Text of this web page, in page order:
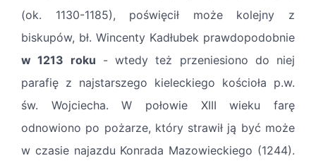
(ok. 1130-1185), poświęcił może kolejny z
biskupów, bł. Wincenty Kadłubek prawdopodobnie
w 1213 roku - wtedy też przeniesiono do niej
parafię z najstarszego kieleckiego kościoła p.w.
św. Wojciecha. W połowie XIII wieku farę
odnowiono po pożarze, który strawił ją być może
w czasie najazdu Konrada Mazowieckiego (1244).